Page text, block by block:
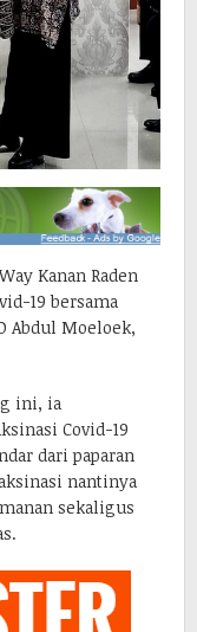
Kanan Raden
19 bersama
Abdul Moeloek,
ini, ia
Covid-19
dari paparan
nantinya
sekaligus